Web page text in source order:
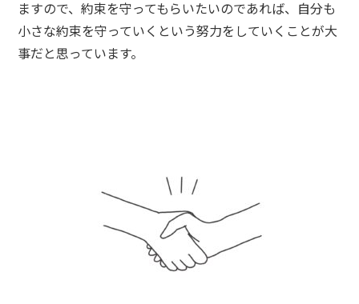
ますので、約束を守ってもらいたいのであれば、自分も
小さな約束を守っていくという努力をしていくことが大
事だと思っています。